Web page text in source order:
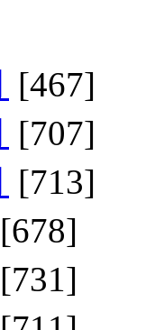
[467]
[707]
[713]
[678]
[731]